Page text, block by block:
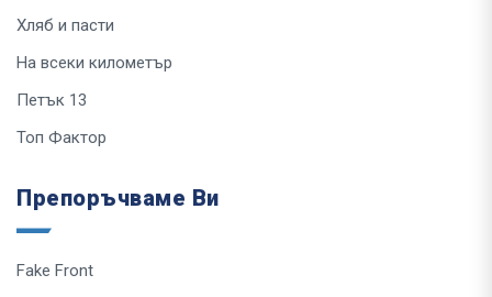
Хляб и пасти
На всеки километър
Петък 13
Топ Фактор
Препоръчваме Ви
Fake Front